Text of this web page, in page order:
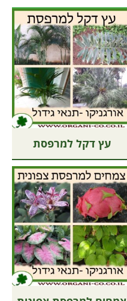
עץ דקל למרפסת